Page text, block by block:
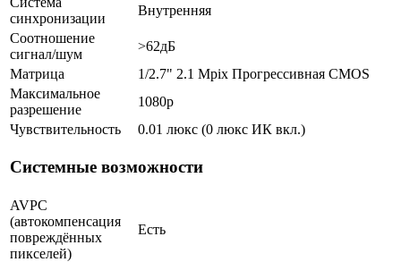
синхронизации
Внутренняя
Соотношение
сигнал/шум
>62дБ
Матрица
1/2.7" 2.1 Mpix Прогрессивная CMOS
Максимальное
разрешение
1080p
Чувствительность
0.01 люкс (0 люкс ИК вкл.)
Системные возможности
AVPC
(автокомпенсация
повреждённых
пикселей)
Есть